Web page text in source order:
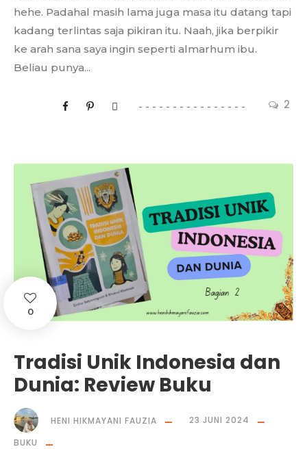
2
hehe. Padahal masih lama juga masa itu datang tapi
kadang terlintas saja pikiran itu. Naah, jika berpikir
ke arah sana saya ingin seperti almarhum ibu.
Beliau punya...
0
Tradisi Unik Indonesia dan
Dunia: Review Buku
HENI HIKMAYANI FAUZIA
23 JUNI 2024
BUKU